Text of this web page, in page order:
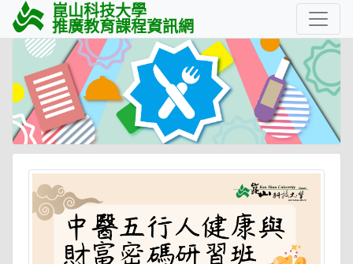
崑山科技大學
推廣教育課程資訊網